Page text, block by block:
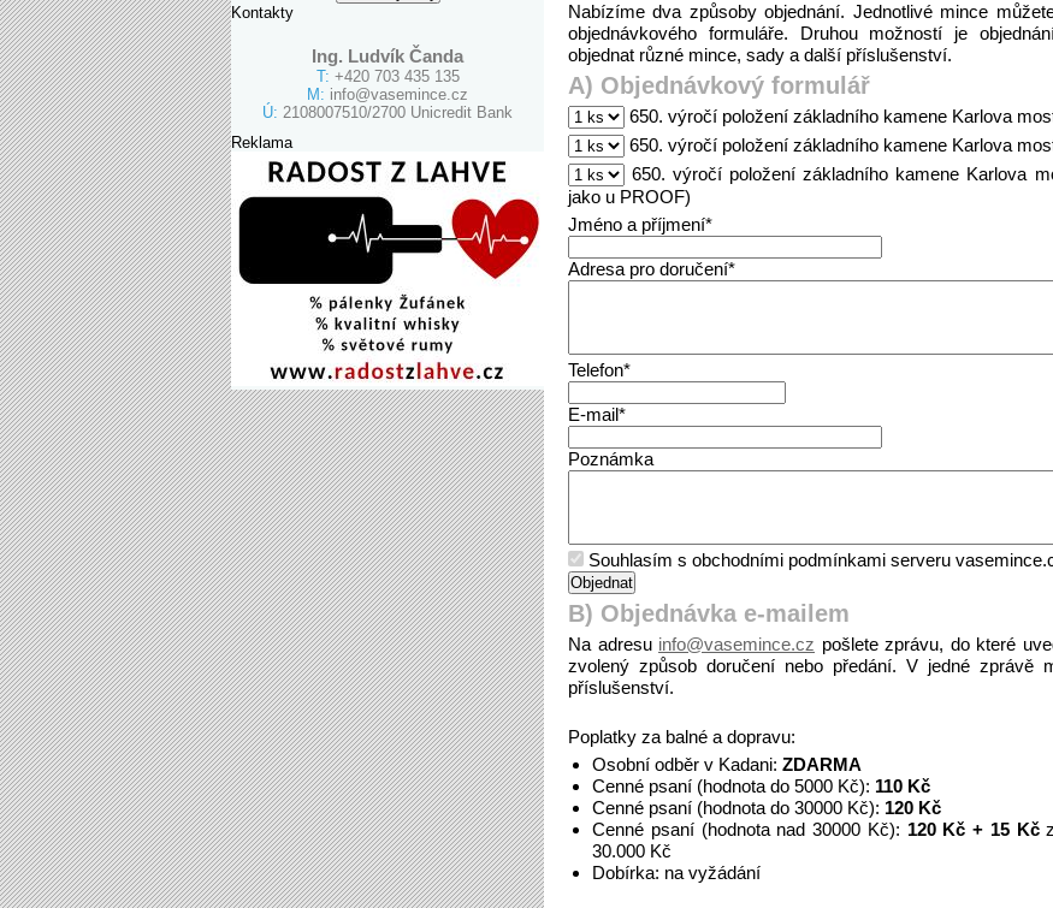
Kontakty
Ing. Ludvík Čanda
T: +420 703 435 135
M: info@vasemince.cz
Ú: 2108007510/2700 Unicredit Bank
Reklama
Nabízíme dva způsoby objednání. Jednotlivé mince
objednávkového formuláře. Druhou možností je
objednat různé mince, sady a další příslušenství.
A) Objednávkový formulář
650. výročí položení základního kamene Karlova
650. výročí položení základního kamene Karlova
650. výročí položení základního kamene Karlova
jako u PROOF)
Jméno a příjmení*
Adresa pro doručení*
Telefon*
E-mail*
Poznámka
Souhlasím s obchodními podmínkami serveru
B) Objednávka e-mailem
Na adresu info@vasemince.cz pošlete zprávu, do které
zvolený způsob doručení nebo předání. V jedné zprávě
příslušenství.
Poplatky za balné a dopravu:
Osobní odběr v Kadani: ZDARMA
Cenné psaní (hodnota do 5000 Kč): 110 Kč
Cenné psaní (hodnota do 30000 Kč): 120 Kč
Cenné psaní (hodnota nad 30000 Kč): 120 Kč + 15 Kč
30.000 Kč
Dobírka: na vyžádání